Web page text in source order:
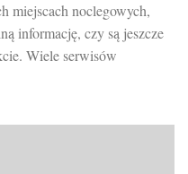
miejscach noclegowych,
informację, czy są jeszcze
Wiele serwisów